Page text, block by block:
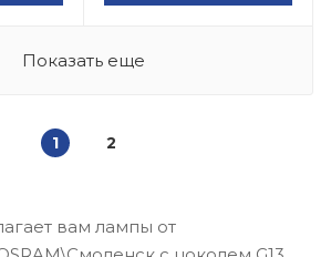
Показать еще
1 2
вам лампы от